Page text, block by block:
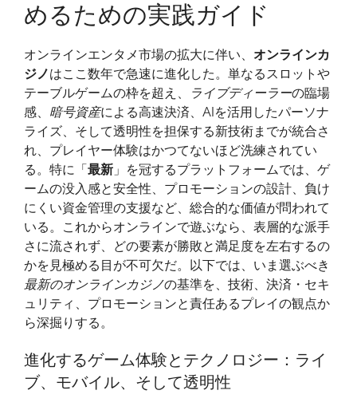
に
る：
最
新
の
オ
ン
ラ
イ
ン
カ
ジ
ノ
体
験
め
る
めるための実践ガイド
オンラインエンタメ市場の拡大に伴い、 オンラインカ
ジノはここ数年で急速に進化した。単なるスロットや
テーブルゲームの枠を超え、
ライブディーラーの臨場
感、 暗号資産による高速決済、AIを活用したパーソナ
ライズ、そして透明性を担保する新技術までが統合さ
れ、プレイヤー体験はかつてないほど洗練されてい
る。特に「最新 」を冠するプラットフォームでは、ゲ
ームの没入感と安全性、プロモーションの設計、負け
にくい資金管理の支援など、総合的な価値が問われて
いる。これからオンラインで遊ぶなら、表層的な派手
さに流されず、どの要素が勝敗と満足度を左右するの
かを見極める目が不可欠だ。以下では、いま選ぶべき
最新のオンラインカジノの基準を、技術、決済・セキ
ュリティ、プロモーションと責任あるプレイの観点か
ら深掘りする。
進化するゲーム体験とテクノロジー：ライ
ブ、モバイル、そして透明性